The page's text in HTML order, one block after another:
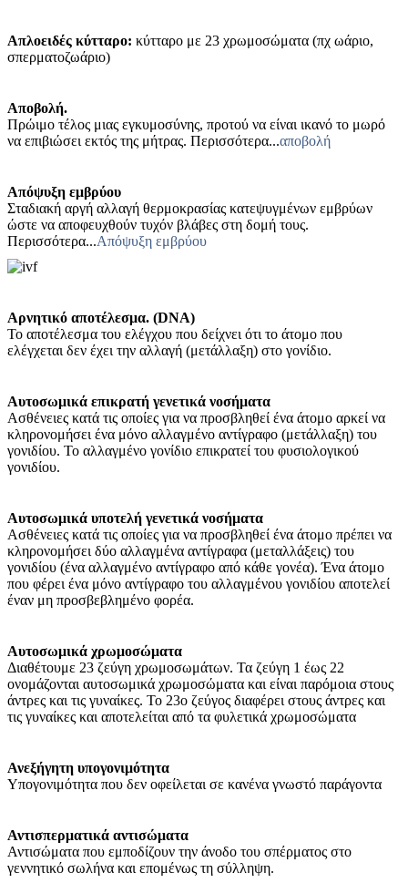
Απλοειδές κύτταρο: κύτταρο με 23 χρωμοσώματα (πχ ωάριο,
σπερματοζωάριο)
Aποβολή.
Πρώιμο τέλος μιας εγκυμοσύνης, προτού να είναι ικανό το μωρό
να επιβιώσει εκτός της μήτρας. Περισσότερα...αποβολή
Απόψυξη εμβρύου
Σταδιακή αργή αλλαγή θερμοκρασίας κατεψυγμένων εμβρύων
ώστε να αποφευχθούν τυχόν βλάβες στη δομή τους.
Περισσότερα...Απόψυξη εμβρύου
Αρνητικό αποτέλεσμα. (DNA)
Το αποτέλεσμα του ελέγχου που δείχνει ότι το άτομο που
ελέγχεται δεν έχει την αλλαγή (μετάλλαξη) στο γονίδιο.
Αυτοσωμικά επικρατή γενετικά νοσήματα
Ασθένειες κατά τις οποίες για να προσβληθεί ένα άτομο αρκεί να
κληρονομήσει ένα μόνο αλλαγμένο αντίγραφο (μετάλλαξη) του
γονιδίου. Το αλλαγμένο γονίδιο επικρατεί του φυσιολογικού
γονιδίου.
Αυτοσωμικά υποτελή γενετικά νοσήματα
Ασθένειες κατά τις οποίες για να προσβληθεί ένα άτομο πρέπει να
κληρονομήσει δύο αλλαγμένα αντίγραφα (μεταλλάξεις) του
γονιδίου (ένα αλλαγμένο αντίγραφο από κάθε γονέα). Ένα άτομο
που φέρει ένα μόνο αντίγραφο του αλλαγμένου γονιδίου αποτελεί
έναν μη προσβεβλημένο φορέα.
Αυτοσωμικά χρωμοσώματα
Διαθέτουμε 23 ζεύγη χρωμοσωμάτων. Τα ζεύγη 1 έως 22
ονομάζονται αυτοσωμικά χρωμοσώματα και είναι παρόμοια στους
άντρες και τις γυναίκες. Το 23ο ζεύγος διαφέρει στους άντρες και
τις γυναίκες και αποτελείται από τα φυλετικά χρωμοσώματα
Ανεξήγητη υπογονιμότητα
Υπογονιμότητα που δεν οφείλεται σε κανένα γνωστό παράγοντα
Αντισπερματικά αντισώματα
Αντισώματα που εμποδίζουν την άνοδο του σπέρματος στο
γεννητικό σωλήνα και επομένως τη σύλληψη.